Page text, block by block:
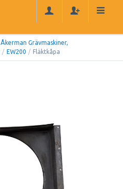
Åkerman Grävmaskiner,
/ EW200 / Fläktkåpa